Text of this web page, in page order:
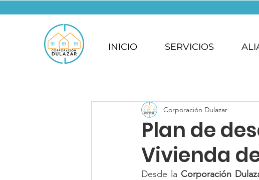
INICIO SERVICIOS
Plan de
Vivienda
Corporación Dulazar
Desde la Corporación